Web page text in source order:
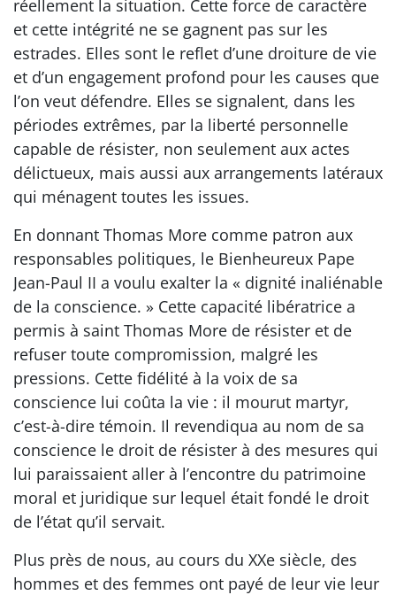
réellement la situation. Cette force de caractère
et cette intégrité ne se gagnent pas sur les
estrades. Elles sont le reflet d’une droiture de vie
et d’un engagement profond pour les causes que
l’on veut défendre. Elles se signalent, dans les
périodes extrêmes, par la liberté personnelle
capable de résister, non seulement aux actes
délictueux, mais aussi aux arrangements latéraux
qui ménagent toutes les issues.
En donnant Thomas More comme patron aux
responsables politiques, le Bienheureux Pape
Jean-Paul II a voulu exalter la « dignité inaliénable
de la conscience. » Cette capacité libératrice a
permis à saint Thomas More de résister et de
refuser toute compromission, malgré les
pressions. Cette fidélité à la voix de sa
conscience lui coûta la vie : il mourut martyr,
c’est-à-dire témoin. Il revendiqua au nom de sa
conscience le droit de résister à des mesures qui
lui paraissaient aller à l’encontre du patrimoine
moral et juridique sur lequel était fondé le droit
de l’état qu’il servait.
Plus près de nous, au cours du XXe siècle, des
hommes et des femmes ont payé de leur vie leur